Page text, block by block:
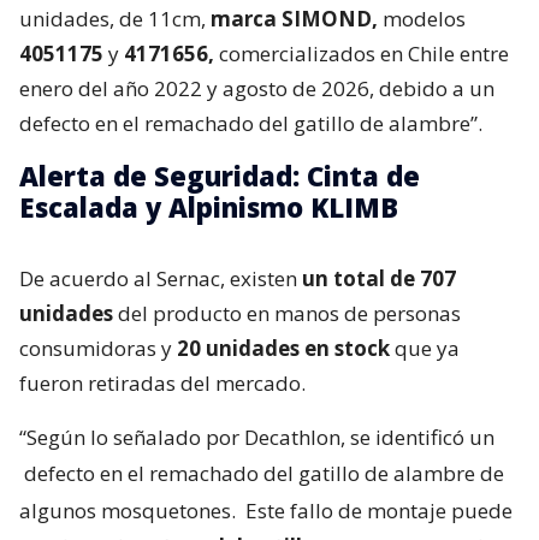
unidades, de 11cm, marca SIMOND, modelos
4051175 y 4171656, comercializados en Chile entre
enero del año 2022 y agosto de 2026, debido a un
defecto en el remachado del gatillo de alambre”.
Alerta de Seguridad: Cinta de
Escalada y Alpinismo KLIMB
De acuerdo al Sernac, existen un total de 707
unidadesdel producto en manos de personas
consumidoras y 20 unidades en stockque ya
fueron retiradas del mercado.
“Según lo señalado por Decathlon, se identificó un
defecto en el remachado del gatillo de alambre de
algunos mosquetones. Este fallo de montaje puede